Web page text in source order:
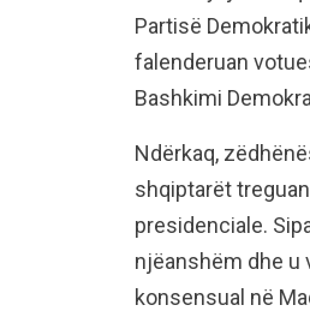
Partisë
falenderuan
Bashkimi
Ndërkaq,
shqiptarët
presidenciale.
njëanshëm dhe u
konsensual në